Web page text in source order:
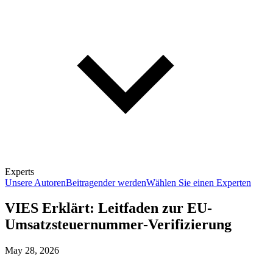
Experts
Unsere AutorenBeitragender werdenWählen Sie einen Experten
VIES Erklärt: Leitfaden zur EU-
Umsatzsteuernummer-Verifizierung
May 28, 2026